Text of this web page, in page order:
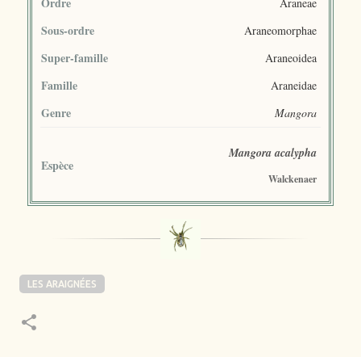
Sous-ordre Araneomorphae
Super-famille Araneoidea
Famille Araneidae
Genre Mangora
Espèce
Mangora acalypha
Walckenaer
LES ARAIGNÉES